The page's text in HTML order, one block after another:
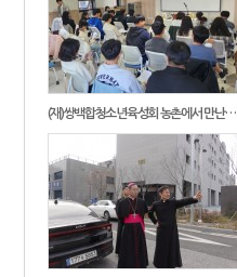
(재)쌍백합청소년육성회 농촌에서 만난…